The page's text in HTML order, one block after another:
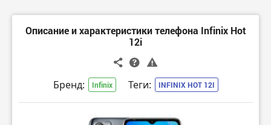
Описание и характеристики телефона Infinix Hot
12i
Бренд: Infinix Теги: INFINIX HOT 12I